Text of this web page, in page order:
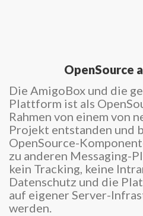
OpenSource
Die AmigoBox und die
Plattform ist als
Rahmen von einem von
Projekt entstanden und
OpenSource-
zu anderen Messaging-
kein Tracking, keine
Datenschutz und die
auf eigener Server-
werden.